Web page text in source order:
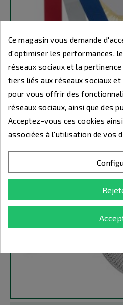
ASSIETTES &
Ce magasin vous demande
d'optimiser les performances,
réseaux sociaux et la
tiers liés aux réseaux sociaux
pour vous offrir des
réseaux sociaux, ainsi que des
Acceptez-vous ces cookies
associées à l'utilisation de vos